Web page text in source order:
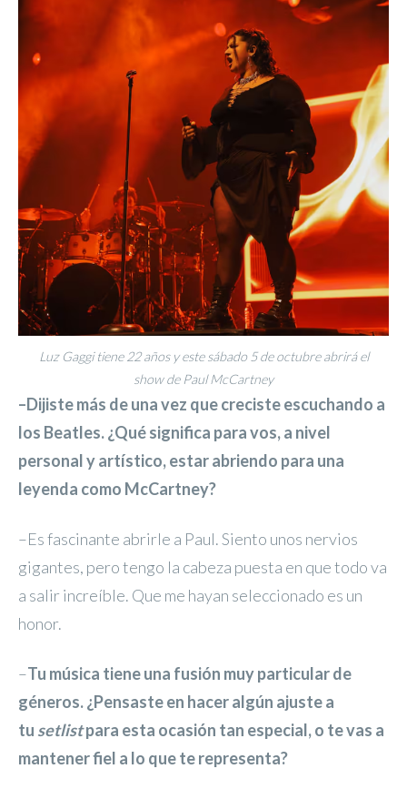
Luz Gaggi tiene 22 años y este sábado 5 de octubre abrirá el
show de Paul McCartney
–Dijiste más de una vez que creciste escuchando a
los Beatles. ¿Qué significa para vos, a nivel
personal y artístico, estar abriendo para una
leyenda como McCartney?
–Es fascinante abrirle a Paul. Siento unos nervios
gigantes, pero tengo la cabeza puesta en que todo va
a salir increíble. Que me hayan seleccionado es un
honor.
–Tu música tiene una fusión muy particular de
géneros. ¿Pensaste en hacer algún ajuste a
tu setlistpara esta ocasión tan especial, o te vas a
mantener fiel a lo que te representa?